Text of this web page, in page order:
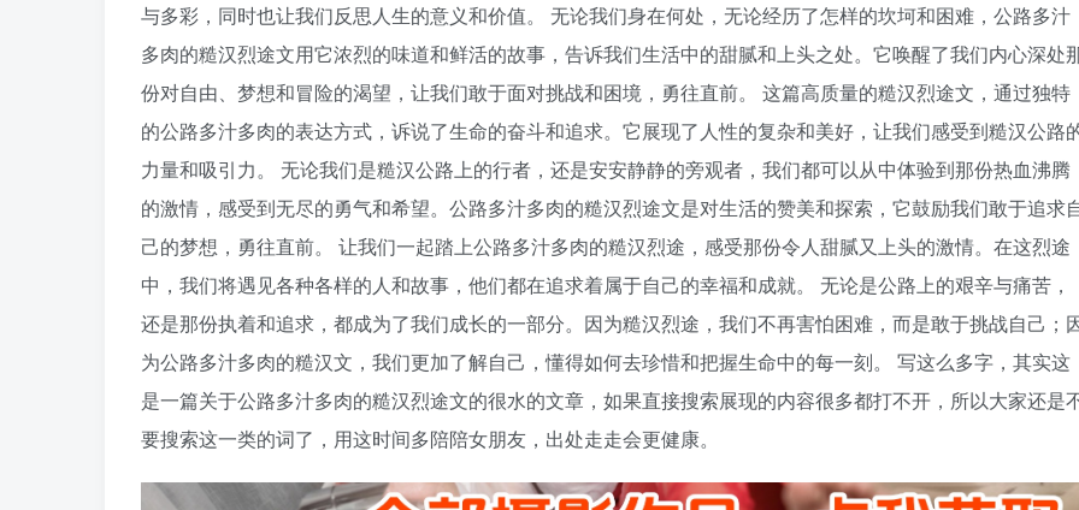
与多彩，同时也让我们反思人生的意义和价值。 无论我们身在何处，无论经历了怎样的坎坷和困难，公路多汁
多肉的糙汉烈途文用它浓烈的味道和鲜活的故事，告诉我们生活中的甜腻和上头之处。它唤醒了我们内心深处
份对自由、梦想和冒险的渴望，让我们敢于面对挑战和困境，勇往直前。 这篇高质量的糙汉烈途文，通过独特
的公路多汁多肉的表达方式，诉说了生命的奋斗和追求。它展现了人性的复杂和美好，让我们感受到糙汉公路
力量和吸引力。 无论我们是糙汉公路上的行者，还是安安静静的旁观者，我们都可以从中体验到那份热血沸腾
的激情，感受到无尽的勇气和希望。公路多汁多肉的糙汉烈途文是对生活的赞美和探索，它鼓励我们敢于追求
己的梦想，勇往直前。 让我们一起踏上公路多汁多肉的糙汉烈途，感受那份令人甜腻又上头的激情。在这烈途
中，我们将遇见各种各样的人和故事，他们都在追求着属于自己的幸福和成就。 无论是公路上的艰辛与痛苦，
还是那份执着和追求，都成为了我们成长的一部分。因为糙汉烈途，我们不再害怕困难，而是敢于挑战自己；
为公路多汁多肉的糙汉文，我们更加了解自己，懂得如何去珍惜和把握生命中的每一刻。 写这么多字，其实这
是一篇关于公路多汁多肉的糙汉烈途文的很水的文章，如果直接搜索展现的内容很多都打不开，所以大家还是
要搜索这一类的词了，用这时间多陪陪女朋友，出处走走会更健康。